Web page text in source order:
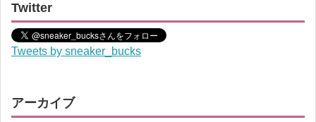
Twitter
Tweets by sneaker_bucks
アーカイブ